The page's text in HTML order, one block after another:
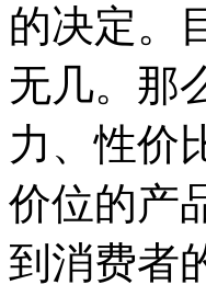
的决定。
无几。那
力、性价
价位的产
到消费者